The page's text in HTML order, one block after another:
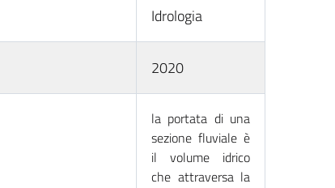
Idrologia
2020
la portata di una
sezione fluviale è
il volume idrico
che attraversa la